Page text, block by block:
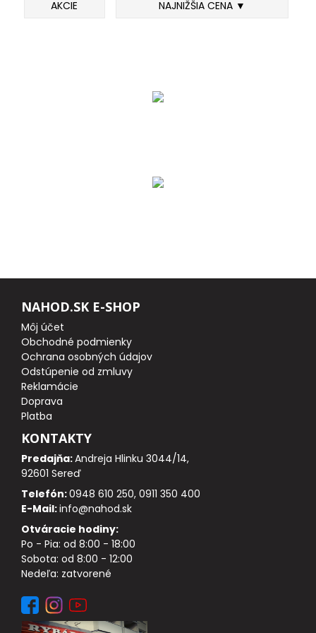
AKCIE NAJNIŽŠIA CENA ▼
NAHOD.SK E-SHOP
Môj účet
Obchodné podmienky
Ochrana osobných údajov
Odstúpenie od zmluvy
Reklamácie
Doprava
Platba
KONTAKTY
Predajňa:Andreja Hlinku 3044/14,
92601 Sereď
Telefón:0948 610 250, 0911 350 400
E-Mail:info@nahod.sk
Otváracie hodiny:
Po - Pia: od 8:00 - 18:00
Sobota: od 8:00 - 12:00
Nedeľa: zatvorené
SUMCOVÉ A MORSKÉ PRÚTY
MATCHOVÉ A BOLOGNESOVÉ PRÚTY
CESTOVNÉ PRÚTY
DOPLNKY K PRÚTOM
Udice na dierky
NAVIJAKY
PREDNÁ BRZDA
BAITRUNNER
MULTIPLIKÁTORY
NÁHRADNÉ CIEVKY